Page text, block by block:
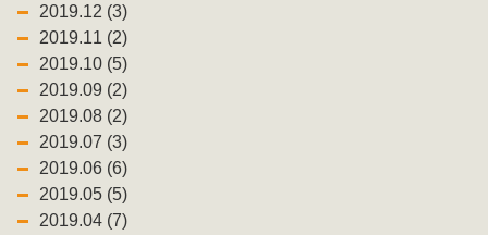
2019.12 (3)
2019.11 (2)
2019.10 (5)
2019.09 (2)
2019.08 (2)
2019.07 (3)
2019.06 (6)
2019.05 (5)
2019.04 (7)